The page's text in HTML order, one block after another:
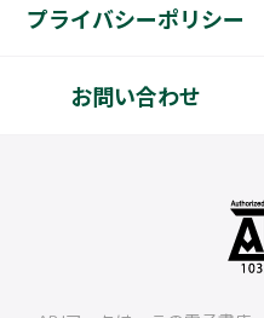
プライバシーポリシー
お問い合わせ